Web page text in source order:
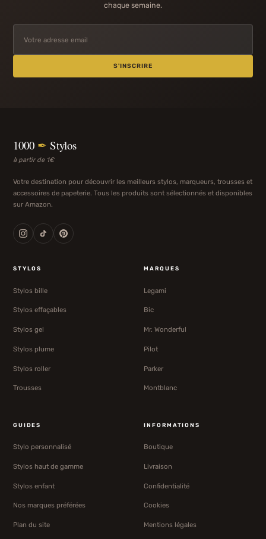
chaque semaine.
S'INSCRIRE
1000 ✒ Stylos
à partir de 1€
Votre destination pour découvrir les meilleurs stylos, marqueurs, trousses et
accessoires de papeterie. Tous les produits sont sélectionnés et disponibles
sur Amazon.
STYLOS
Stylos bille
Stylos effaçables
Stylos gel
Stylos plume
Stylos roller
Trousses
MARQUES
Legami
Bic
Mr. Wonderful
Pilot
Parker
Montblanc
GUIDES
Stylo personnalisé
Stylos haut de gamme
Stylos enfant
Nos marques préférées
Plan du site
INFORMATIONS
Boutique
Livraison
Confidentialité
Cookies
Mentions légales